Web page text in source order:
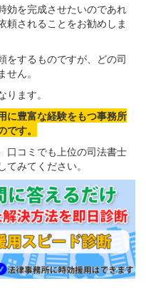
効を完成させたいのであれ
頼されることをお勧めしま
をするものですが、どの司
ん。
ます。
に豊富な経験をもつ事務所
す。
口コミでも上位の司法書士
みてください。